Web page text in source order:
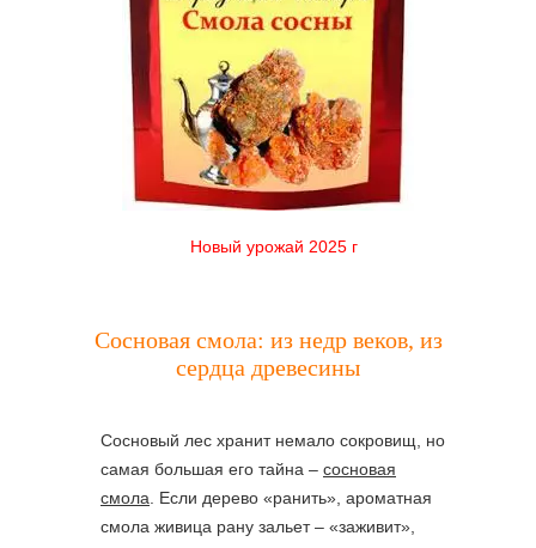
Новый урожай 2025 г
Сосновая смола: из недр веков, из
сердца древесины
Сосновый лес хранит немало сокровищ, но
самая большая его тайна – сосновая
смола . Если дерево «ранить», ароматная
смола живица рану зальет – «заживит»,